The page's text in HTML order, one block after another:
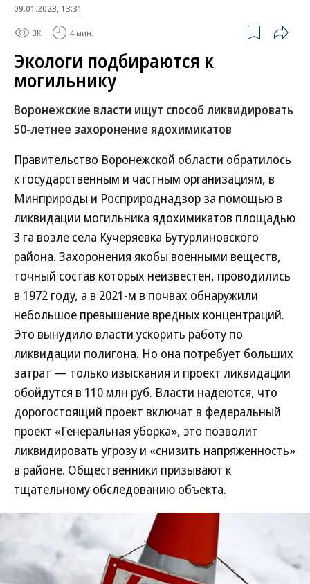
09.01.2023, 13:31
3K 4 мин.
Экологи подбираются к
могильнику
Воронежские власти ищут способ ликвидировать
50-летнее захоронение ядохимикатов
Правительство Воронежской области обратилось
к государственным и частным организациям, в
Минприроды и Росприроднадзор за помощью в
ликвидации могильника ядохимикатов площадью
3 га возле села Кучеряевка Бутурлиновского
района. Захоронения якобы военными веществ,
точный состав которых неизвестен, проводились
в 1972 году, а в 2021-м в почвах обнаружили
небольшое превышение вредных концентраций.
Это вынудило власти ускорить работу по
ликвидации полигона. Но она потребует больших
затрат — только изыскания и проект ликвидации
обойдутся в 110 млн руб. Власти надеются, что
дорогостоящий проект включат в федеральный
проект «Генеральная уборка», это позволит
ликвидировать угрозу и «снизить напряженность»
в районе. Общественники призывают к
тщательному обследованию объекта.